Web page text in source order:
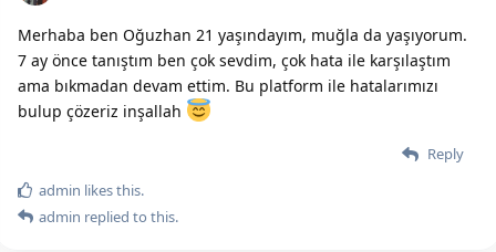
Merhaba ben Oğuzhan 21 yaşındayım, muğla da yaşıyorum.
7 ay önce tanıştım ben çok sevdim, çok hata ile karşılaştım
ama bıkmadan devam ettim. Bu platform ile hatalarımızı
bulup çözeriz inşallah
Reply
admin likes this.
admin replied to this.